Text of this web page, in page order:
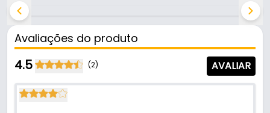
branco texturizado, é resistente e durável no uso
diário.
Características:
- Marca: SR
- Modelo: Tapa Furo
- Acabamento: Branco Tx
Avaliações do produto
4.5 (2) AVALIAR